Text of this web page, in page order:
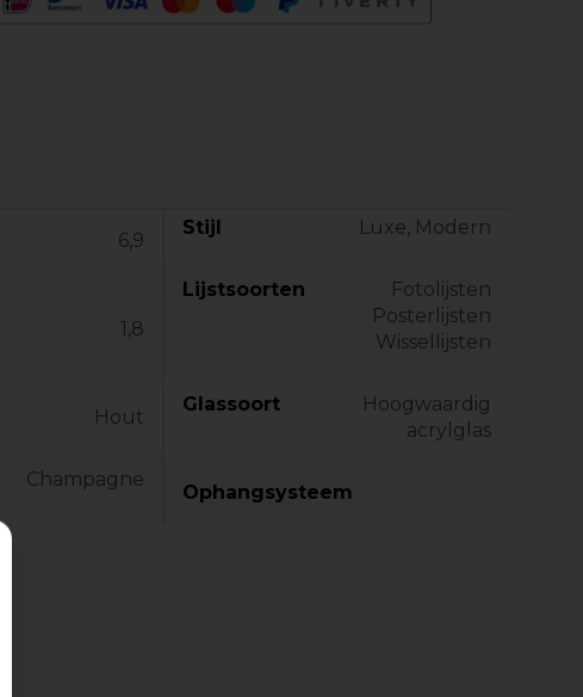
6,9
1,8
Hout
Champagne
Stijl Luxe, Modern
Lijstsoorten
Fotolijsten
Posterlijsten
Wissellijsten
Glassoort
Hoogwaardig
acrylglas
Ophangsysteem